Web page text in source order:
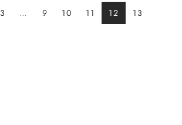
3 … 9 10 11 12
13